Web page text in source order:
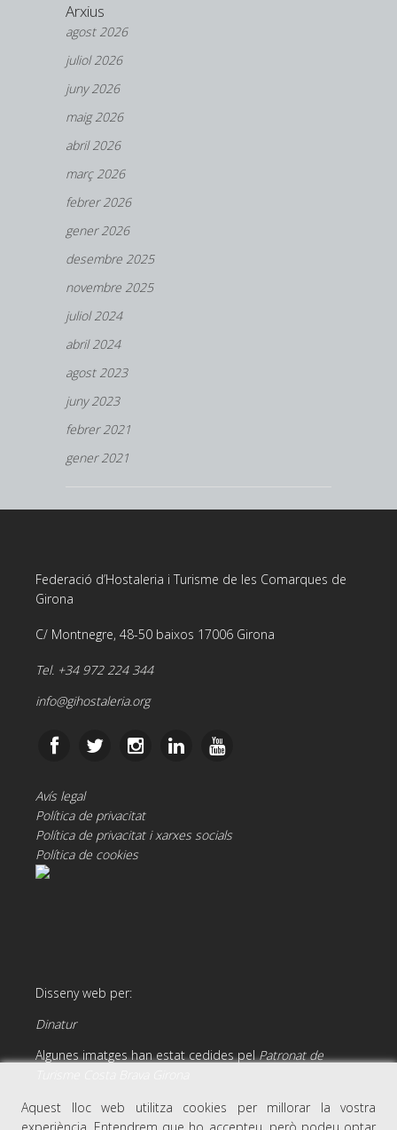
Arxius
agost 2026
juliol 2026
juny 2026
maig 2026
abril 2026
març 2026
febrer 2026
gener 2026
desembre 2025
novembre 2025
juliol 2024
abril 2024
agost 2023
juny 2023
febrer 2021
gener 2021
Federació d’Hostaleria i Turisme de les Comarques de
Girona
C/ Montnegre, 48-50 baixos 17006 Girona
Tel. +34 972 224 344
info@gihostaleria.org
Avís legal
Política de privacitat
Política de privacitat i xarxes socials
Política de cookies
Disseny web per:
Dinatur
Algunes imatges han estat cedides pelPatronat de
Aquest lloc web utilitza cookies per millorar la vostra